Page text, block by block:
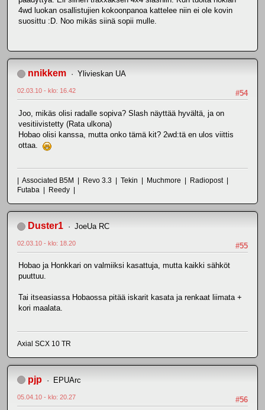
4wd luokan osallistujien kokoonpanoa kattelee niin ei ole kovin
suosittu :D. Noo mikäs siinä sopii mulle.
nnikkem Ylivieskan UA
#54
02.03.10 - klo: 16.42
Joo, mikäs olisi radalle sopiva? Slash näyttää hyvältä, ja on
vesitiivistetty (Rata ulkona)
Hobao olisi kanssa, mutta onko tämä kit? 2wd:tä en ulos viittis
ottaa.
| Associated B5M | Revo 3.3 | Tekin | Muchmore | Radiopost |
Futaba | Reedy |
Duster1 JoeUa RC
#55
02.03.10 - klo: 18.20
Hobao ja Honkkari on valmiiksi kasattuja, mutta kaikki sähköt
puuttuu.
Tai itseasiassa Hobaossa pitää iskarit kasata ja renkaat liimata +
kori maalata.
Axial SCX 10 TR
pjp EPUArc
#56
05.04.10 - klo: 20.27